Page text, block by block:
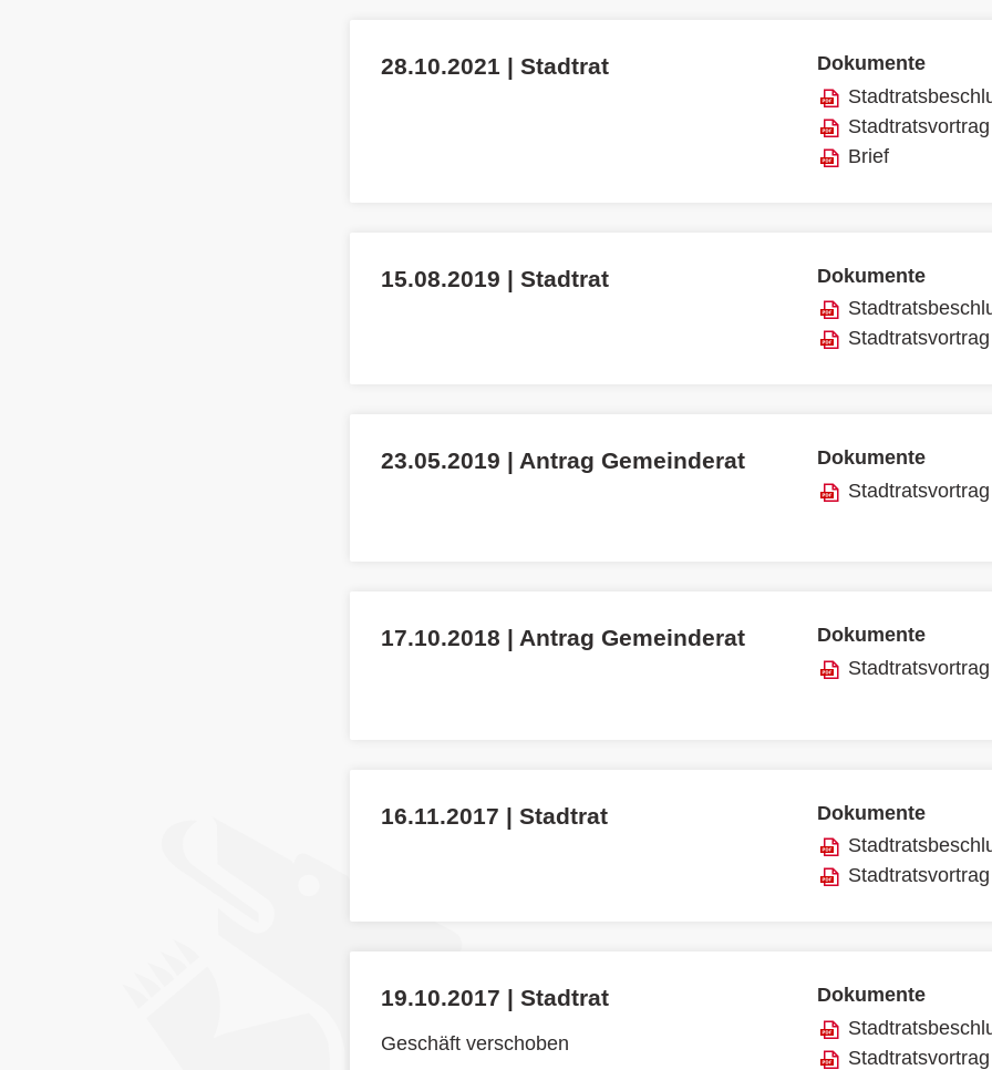
28.10.2021 | Stadtrat
Dokumente
Stadtratsvortrag
Brief
15.08.2019 | Stadtrat
Dokumente
Stadtratsvortrag
23.05.2019 | Antrag Gemeinderat
Dokumente
Stadtratsvortrag
17.10.2018 | Antrag Gemeinderat
Dokumente
Stadtratsvortrag
16.11.2017 | Stadtrat
Dokumente
Stadtratsvortrag
19.10.2017 | Stadtrat
Geschäft verschoben
Dokumente
Stadtratsvortrag